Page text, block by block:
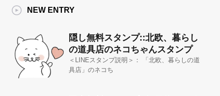
NEW ENTRY
隠し無料スタンプ::北欧、暮らし
の道具店のネコちゃんスタンプ
＜LINEスタンプ説明＞： 「北欧、暮らしの道
具店」のネコち